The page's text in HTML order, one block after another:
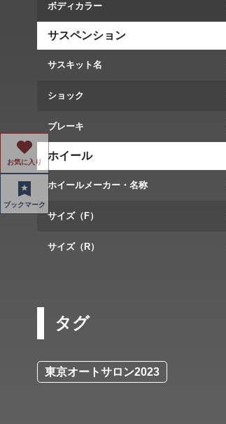
ボディカラー
サスペンション
サスキット名
ショック
ブレーキ
ホイール
ホイールメーカー・名称
サイズ（F）
サイズ（R）
タグ
東京オートサロン2023
お気に入り
ブックマーク